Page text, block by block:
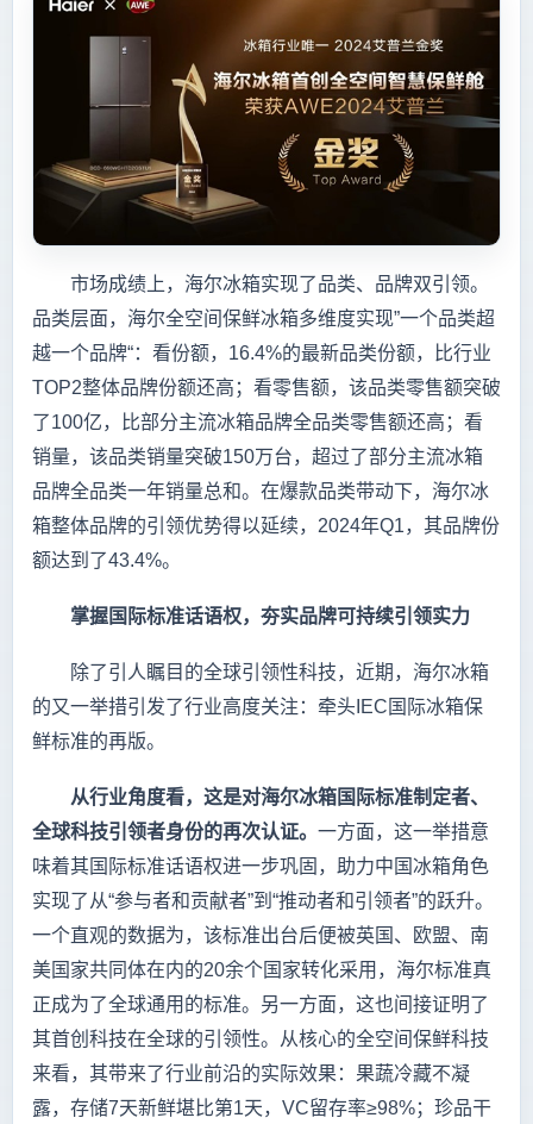
市场成绩上，海尔冰箱实现了品类、品牌双引领。
品类层面，海尔全空间保鲜冰箱多维度实现”一个品类超
越一个品牌“：看份额，16.4%的最新品类份额，比行业
TOP2整体品牌份额还高；看零售额，该品类零售额突破
了100亿，比部分主流冰箱品牌全品类零售额还高；看
销量，该品类销量突破150万台，超过了部分主流冰箱
品牌全品类一年销量总和。在爆款品类带动下，海尔冰
箱整体品牌的引领优势得以延续，2024年Q1，其品牌份
额达到了43.4%。
掌握国际标准话语权，夯实品牌可持续引领实力
除了引人瞩目的全球引领性科技，近期，海尔冰箱
的又一举措引发了行业高度关注：牵头IEC国际冰箱保
鲜标准的再版。
从行业角度看，这是对海尔冰箱国际标准制定者、
全球科技引领者身份的再次认证。 一方面，这一举措意
味着其国际标准话语权进一步巩固，助力中国冰箱角色
实现了从“参与者和贡献者”到“推动者和引领者”的跃升。
一个直观的数据为，该标准出台后便被英国、欧盟、南
美国家共同体在内的20余个国家转化采用，海尔标准真
正成为了全球通用的标准。另一方面，这也间接证明了
其首创科技在全球的引领性。从核心的全空间保鲜科技
来看，其带来了行业前沿的实际效果：果蔬冷藏不凝
露，存储7天新鲜堪比第1天，VC留存率≥98%；珍品干